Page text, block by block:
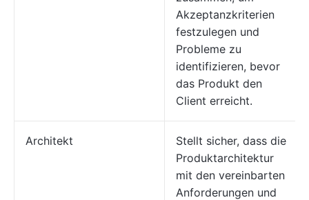
Akzeptanzkriterien
festzulegen und
Probleme zu
identifizieren, bevor
das Produkt den
Client erreicht.
Architekt
Stellt sicher, dass die
Produktarchitektur
mit den vereinbarten
Anforderungen und